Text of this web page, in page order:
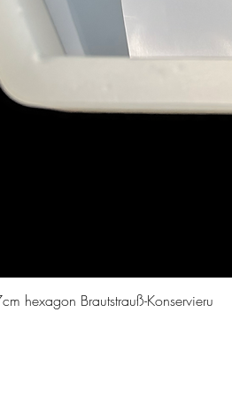
Aperçu rapide
hexagon Brautstrauß-Konservieru